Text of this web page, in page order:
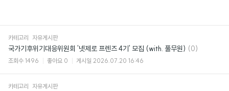
카테고리 자유게시판
국가기후위기대응위원회 '넷제로 프렌즈 4기' 모집 (with. 풀무원) 댓
(0)
조회수 1496 좋아요 0 게시일 2026.07.20 16:46
카테고리 자유게시판